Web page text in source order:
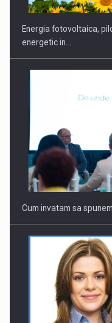
Webinar - Business
Investitii Digitalizare
Energia fotovoltaica,
energetic in…
Cum invatam sa